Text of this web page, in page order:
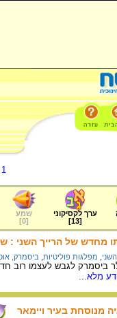
1
ערך לקסיקוני
[
13
]
שמע
[
0
]
מפלגות פוליטיות ביסמרק,
פעל הקנצלר ביסמרק לגבש
מלא...
מנוסחת בעיר ויימאר